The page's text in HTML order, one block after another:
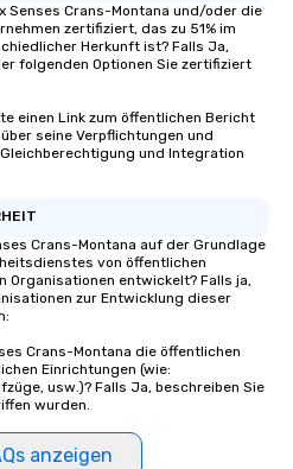
Senses Crans-Montana und/oder die
zertifiziert, das zu 51% im
Herkunft ist? Falls Ja,
folgenden Optionen Sie zertifiziert
einen Link zum öffentlichen Bericht
seine Verpflichtungen und
und Integration
Crans-Montana auf der Grundlage
von öffentlichen
entwickelt? Falls ja,
zur Entwicklung dieser
Crans-Montana die öffentlichen
Einrichtungen (wie:
usw.)? Falls Ja, beschreiben Sie
wurden.
anzeigen